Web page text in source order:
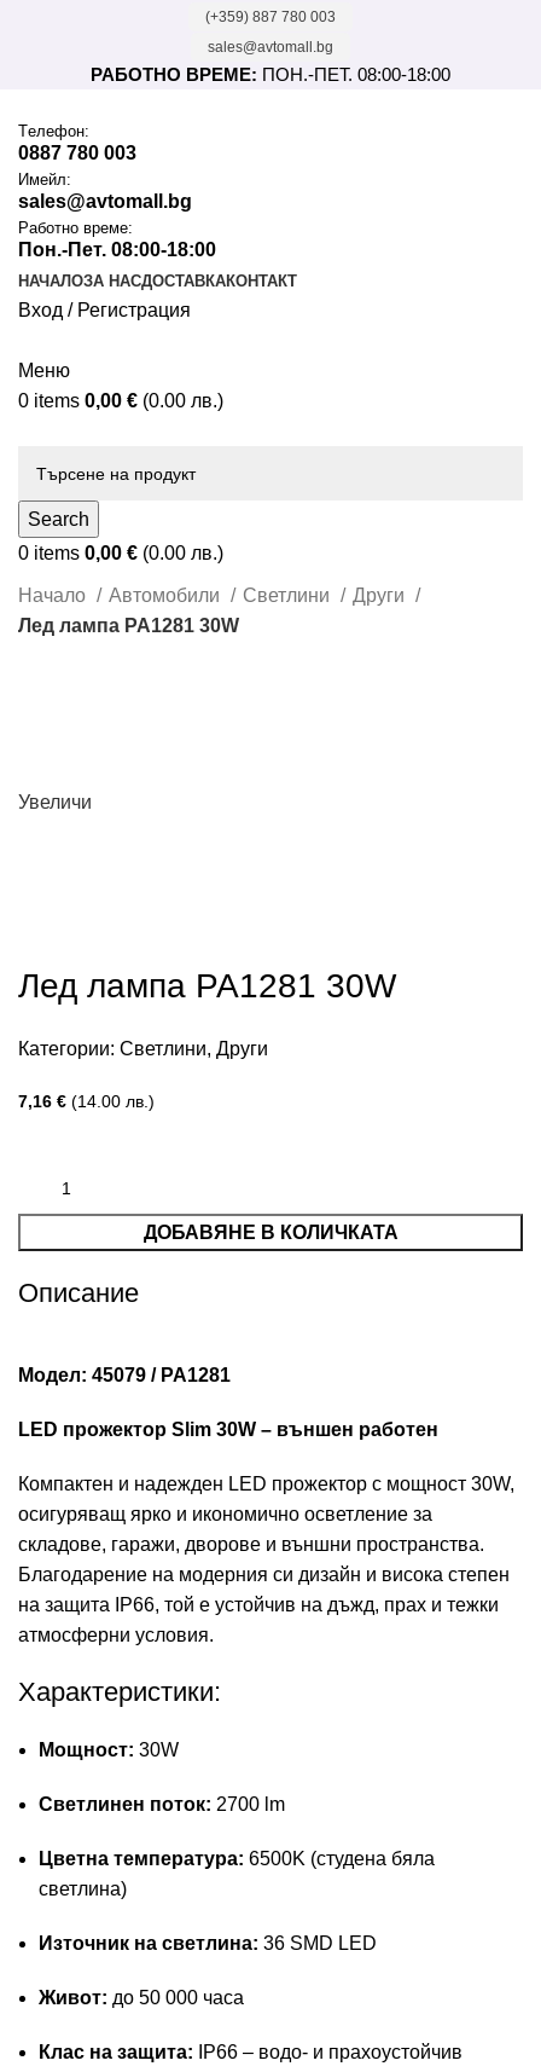
(+359) 887 780 003
sales@avtomall.bg
РАБОТНО ВРЕМЕ: ПОН.-ПЕТ. 08:00-18:00
Tелефон:
0887 780 003
Имейл:
sales@avtomall.bg
Работно време:
Пон.-Пет. 08:00-18:00
НАЧАЛОЗА НАСДОСТАВКАКОНТАКТ
Вход / Регистрация
Меню
0 items 0,00 € (0.00 лв.)
Search
0 items 0,00 € (0.00 лв.)
Начало Автомобили Светлини
Други
Лед лампа PA1281 30W
Увеличи
Лед лампа PA1281 30W
Категории: Светлини, Други
7,16 € (14.00 лв.)
ДОБАВЯНЕ В КОЛИЧКАТА
Описание
Модел: 45079 / PA1281
LED прожектор Slim 30W – външен работен
Компактен и надежден LED прожектор с мощност 30W,
осигуряващ ярко и икономично осветление за
складове, гаражи, дворове и външни пространства.
Благодарение на модерния си дизайн и висока степен
на защита IP66, той е устойчив на дъжд, прах и тежки
атмосферни условия.
Характеристики:
Мощност: 30W
Светлинен поток: 2700 lm
Цветна температура: 6500K (студена бяла
светлина)
Източник на светлина: 36 SMD LED
Живот: до 50 000 часа
Клас на защита: IP66 – водо- и прахоустойчив